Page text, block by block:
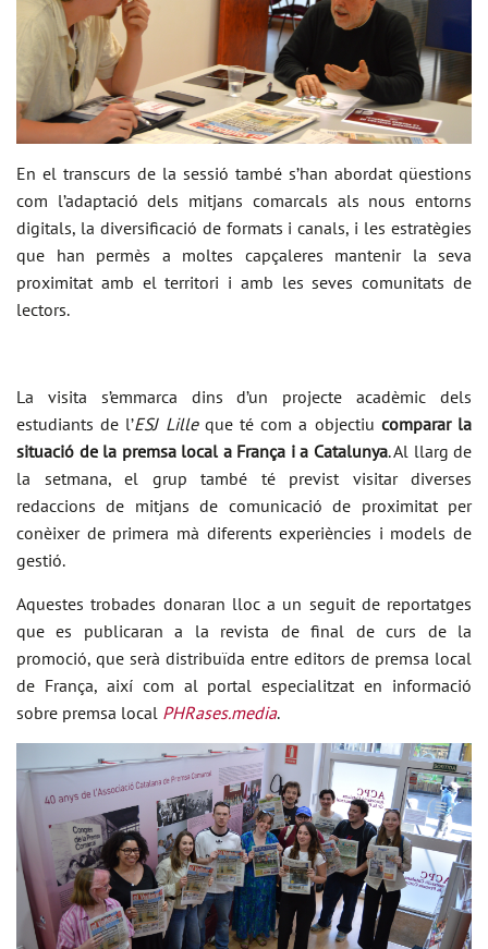
En el transcurs de la sessió també s’han abordat qüestions
com l’adaptació dels mitjans comarcals als nous entorns
digitals, la diversificació de formats i canals, i les estratègies
que han permès a moltes capçaleres mantenir la seva
proximitat amb el territori i amb les seves comunitats de
lectors.
La visita s’emmarca dins d’un projecte acadèmic dels
estudiants de l’ESJ Lilleque té com a objectiu comparar la
situació de la premsa local a França i a Catalunya. Al llarg de
la setmana, el grup també té previst visitar diverses
redaccions de mitjans de comunicació de proximitat per
conèixer de primera mà diferents experiències i models de
gestió.
Aquestes trobades donaran lloc a un seguit de reportatges
que es publicaran a la revista de final de curs de la
promoció, que serà distribuïda entre editors de premsa local
de França, així com al portal especialitzat en informació
sobre premsa local PHRases.media.